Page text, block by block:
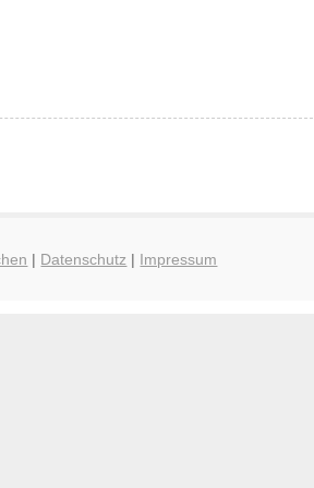
| Datenschutz | Impressum